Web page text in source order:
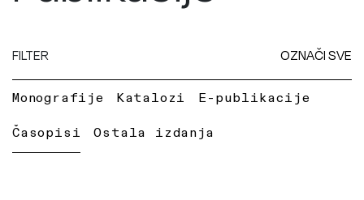
FILTER OZNAČI SVE
Monografije Katalozi E-publikacije
Časopisi Ostala izdanja